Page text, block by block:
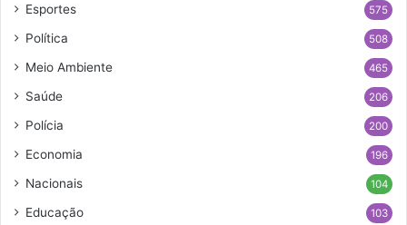
Esportes 575
Política 508
Meio Ambiente 465
Saúde 206
Polícia 200
Economia 196
Nacionais 104
Educação 103